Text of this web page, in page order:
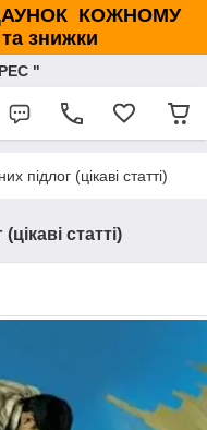
КОЖНОМУ
знижки
"
підлог (цікаві статті)
статті)